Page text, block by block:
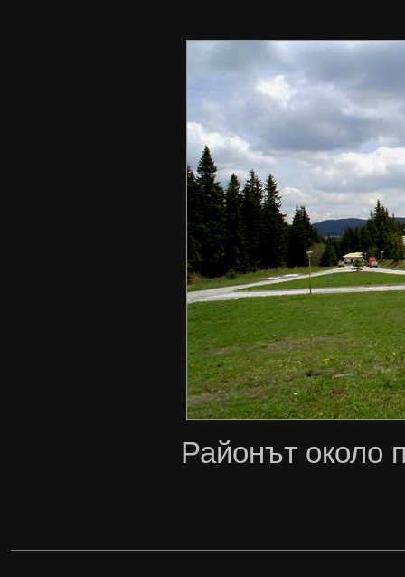
Районът около